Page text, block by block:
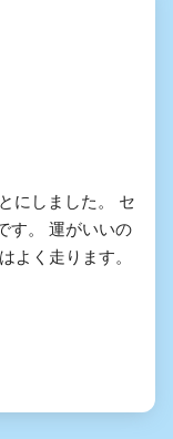
にしました。 セ
す。 運がいいの
よく走ります。